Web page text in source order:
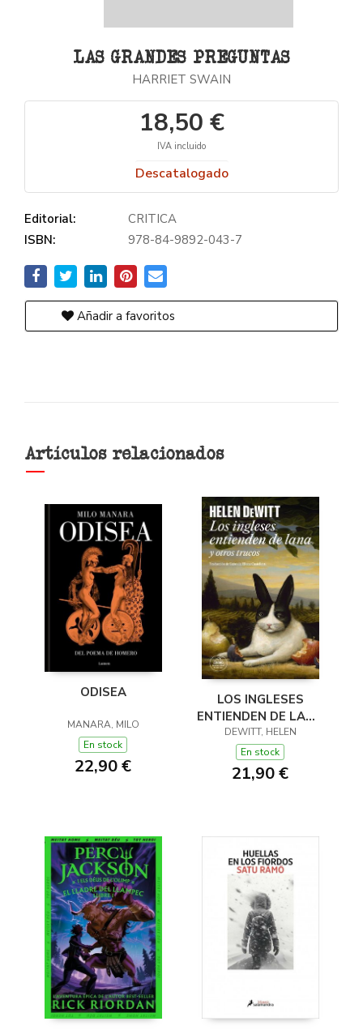
LAS GRANDES PREGUNTAS
HARRIET SWAIN
18,50 €
IVA incluido
Descatalogado
Editorial:
CRITICA
ISBN:
978-84-9892-043-7
Añadir a favoritos
Artículos relacionados
ODISEA
MANARA, MILO
En stock
22,90 €
LOS INGLESES
ENTIENDEN DE LANA
(Y OTROS TRUCOS)
DEWITT, HELEN
En stock
21,90 €